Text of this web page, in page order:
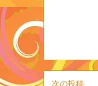
次の投稿